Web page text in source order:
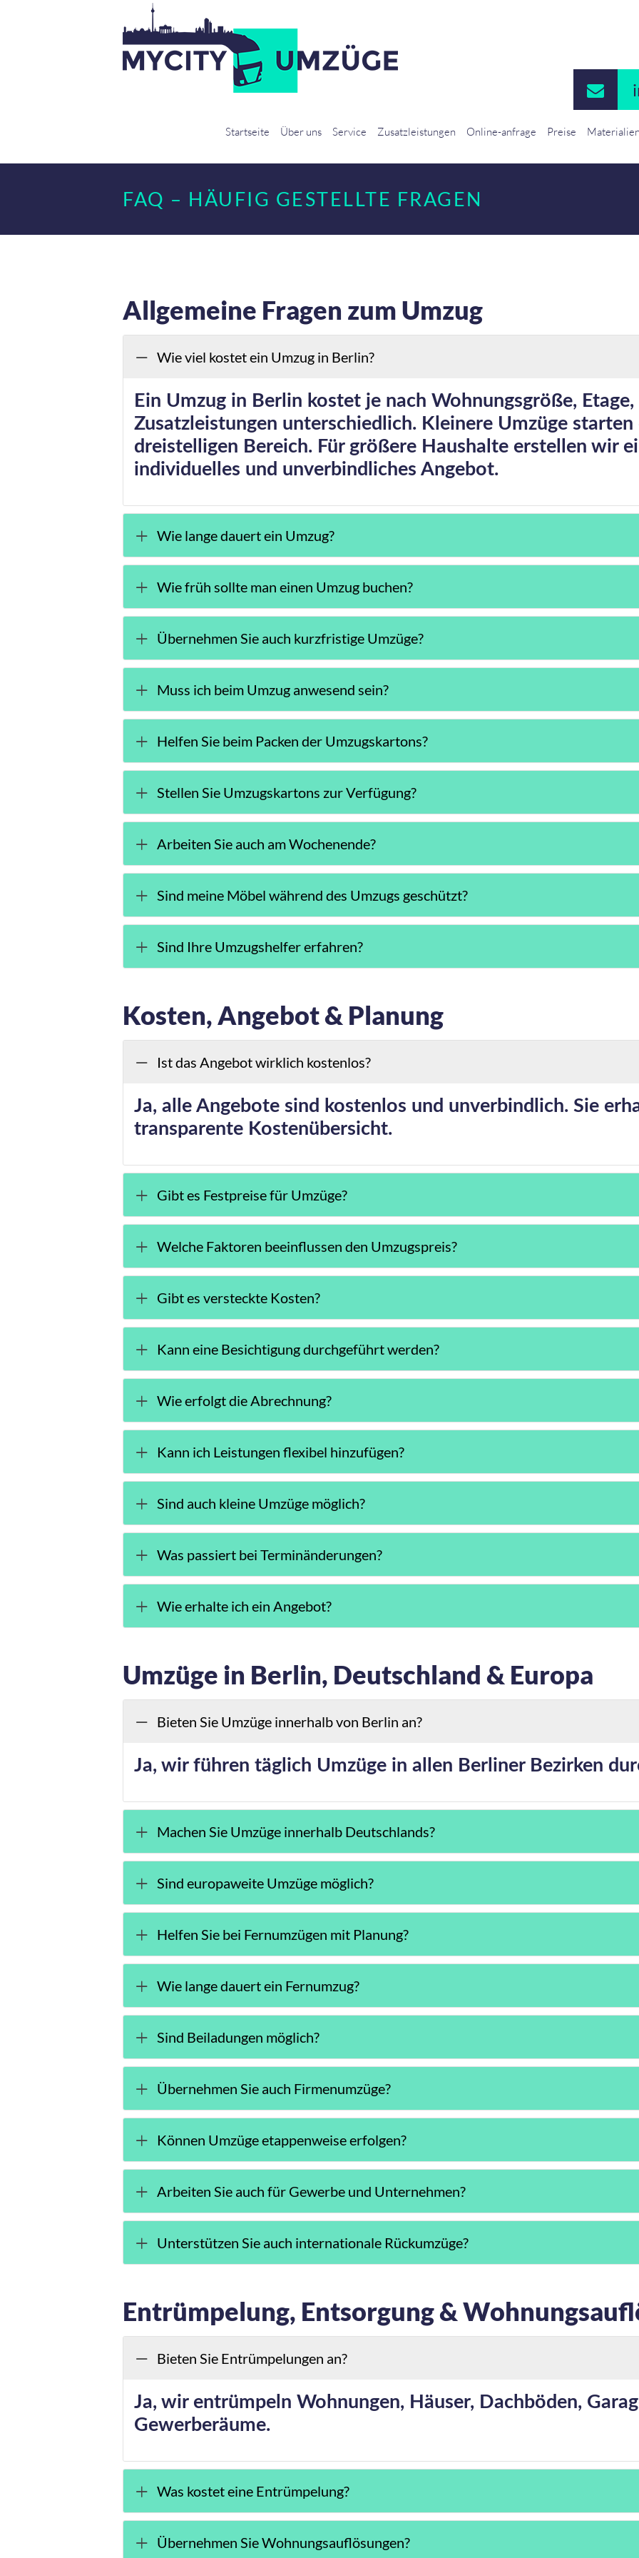
Startseite Über uns Service Zusatzleistungen Online-anfrage Preise
FAQ – HÄUFIG GESTELLTE FRAGEN
Allgemeine Fragen zum Umzug
Wie viel kostet ein Umzug in Berlin?
Ein Umzug in Berlin kostet je nach Wohnungsgröße,
Zusatzleistungen unterschiedlich. Kleinere Umzüge
dreistelligen Bereich. Für größere Haushalte erstellen wir
individuelles und unverbindliches Angebot.
Wie lange dauert ein Umzug?
Wie früh sollte man einen Umzug buchen?
Übernehmen Sie auch kurzfristige Umzüge?
Muss ich beim Umzug anwesend sein?
Helfen Sie beim Packen der Umzugskartons?
Stellen Sie Umzugskartons zur Verfügung?
Arbeiten Sie auch am Wochenende?
Sind meine Möbel während des Umzugs geschützt?
Sind Ihre Umzugshelfer erfahren?
Kosten, Angebot & Planung
Ist das Angebot wirklich kostenlos?
Ja, alle Angebote sind kostenlos und unverbindlich. Sie
transparente Kostenübersicht.
Gibt es Festpreise für Umzüge?
Welche Faktoren beeinflussen den Umzugspreis?
Gibt es versteckte Kosten?
Kann eine Besichtigung durchgeführt werden?
Wie erfolgt die Abrechnung?
Kann ich Leistungen flexibel hinzufügen?
Sind auch kleine Umzüge möglich?
Was passiert bei Terminänderungen?
Wie erhalte ich ein Angebot?
Umzüge in Berlin, Deutschland & Europa
Bieten Sie Umzüge innerhalb von Berlin an?
Ja, wir führen täglich Umzüge in allen Berliner Bezirken
Machen Sie Umzüge innerhalb Deutschlands?
Sind europaweite Umzüge möglich?
Helfen Sie bei Fernumzügen mit Planung?
Wie lange dauert ein Fernumzug?
Sind Beiladungen möglich?
Übernehmen Sie auch Firmenumzüge?
Können Umzüge etappenweise erfolgen?
Arbeiten Sie auch für Gewerbe und Unternehmen?
Unterstützen Sie auch internationale Rückumzüge?
Entrümpelung, Entsorgung &
Bieten Sie Entrümpelungen an?
Ja, wir entrümpeln Wohnungen, Häuser, Dachböden,
Gewerberäume.
Was kostet eine Entrümpelung?
Übernehmen Sie Wohnungsauflösungen?